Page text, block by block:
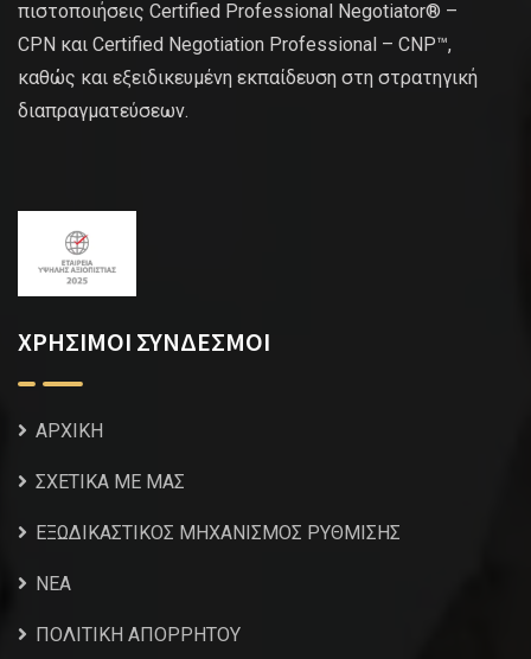
πιστοποιήσεις Certified Professional Negotiator® –
CPN και Certified Negotiation Professional – CNP™,
καθώς και εξειδικευμένη εκπαίδευση στη στρατηγική
διαπραγματεύσεων.
ΧΡΗΣΙΜΟΙ ΣΥΝΔΕΣΜΟΙ
ΑΡΧΙΚΗ
ΣΧΕΤΙΚΑ ΜΕ ΜΑΣ
ΕΞΩΔΙΚΑΣΤΙΚΟΣ ΜΗΧΑΝΙΣΜΟΣ ΡΥΘΜΙΣΗΣ
NEA
ΠΟΛΙΤΙΚΗ ΑΠΟΡΡΗΤΟΥ